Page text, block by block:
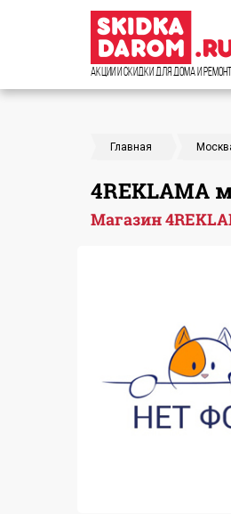
Акции и Скидки для дома и
Главная
4REKLAMA
Магазин